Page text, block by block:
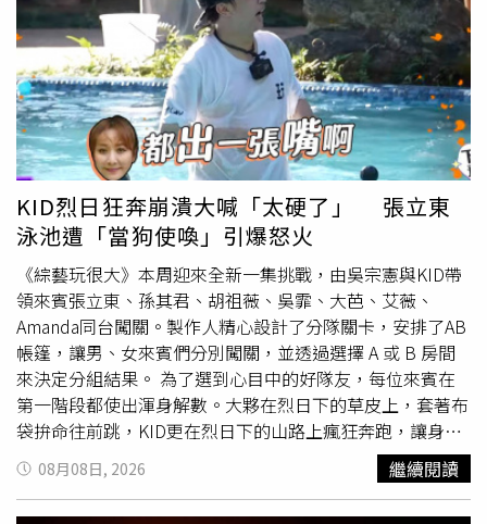
KID烈日狂奔崩潰大喊「太硬了」 張立東
泳池遭「當狗使喚」引爆怒火
《綜藝玩很大》本周迎來全新一集挑戰，由吳宗憲與KID帶
領來賓張立東、孫其君、胡祖薇、吳霏、大芭、艾薇、
Amanda同台闖關。製作人精心設計了分隊關卡，安排了AB
帳篷，讓男、女來賓們分別闖關，並透過選擇 A 或 B 房間
來決定分組結果。 為了選到心目中的好隊友，每位來賓在
第一階段都使出渾身解數。大夥在烈日下的草皮上，套著布
袋拚命往前跳，KID更在烈日下的山路上瘋狂奔跑，讓身為
遊戲老司機的他都忍不住大喊：「真的太累、太硬、太難了
吧！到底想怎樣？」大芭一路上彎著腰氣喘吁吁地爬坡，哀
號直呼：「我老了！」 除了酷暑折磨，本集任務難度更是
08月08日, 2026 繼續閱讀